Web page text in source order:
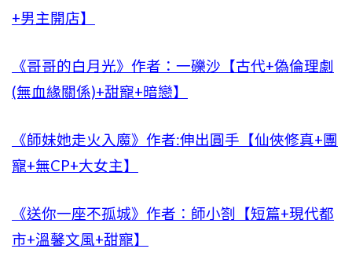
+男主開店】
《哥哥的白月光》作者：一礫沙【古代+偽倫理劇
(無血緣關係)+甜寵+暗戀】
《師妹她走火入魔》作者:伸出圓手【仙俠修真+團
寵+無CP+大女主】
《送你一座不孤城》作者：師小劄【短篇+現代都
市+溫馨文風+甜寵】